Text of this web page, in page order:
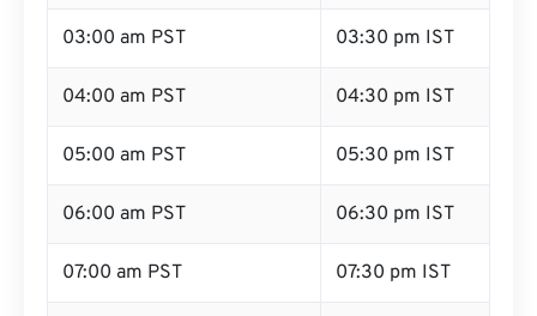
03:00 am PST 03:30 pm IST
04:00 am PST 04:30 pm IST
05:00 am PST 05:30 pm IST
06:00 am PST 06:30 pm IST
07:00 am PST 07:30 pm IST